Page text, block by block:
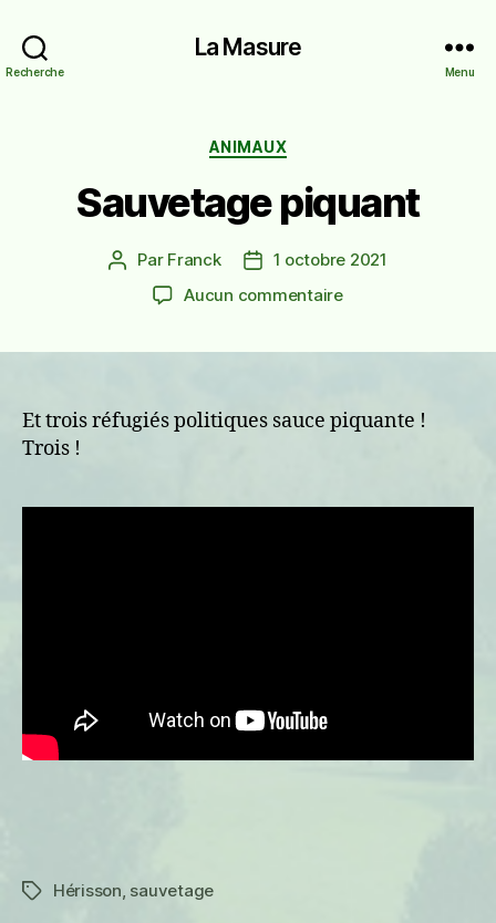
Recherche
La Masure
Menu
Catégories
ANIMAUX
Sauvetage piquant
Auteur
l’article
Par Franck
Date1 octobre 2021
Aucun commentairesur
Et trois réfugiés politiques sauce piquante !
Trois !
Étiquettes
Hérisson sauvetage